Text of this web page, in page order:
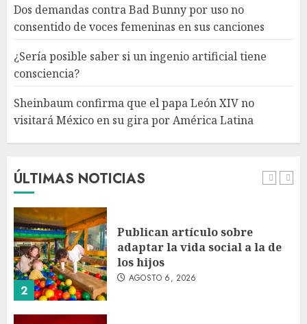
Dos demandas contra Bad Bunny por uso no
consentido de voces femeninas en sus canciones
¿Sería posible saber si un ingenio artificial tiene
consciencia?
Sheinbaum confirma que el papa León XIV no
visitará México en su gira por América Latina
ÚLTIMAS NOTICIAS
5
Sheinbaum confirma que el
papa León XIV no visitará
México en su gira por América
Latina
1
Bacterias en el semen también
AGOSTO 6, 2026
2
Publican artículo sobre
adaptar la vida social a la de
los hijos
AGOSTO 6, 2026